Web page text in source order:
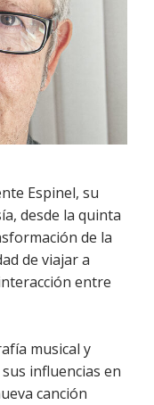
Espinel, su
desde la quinta
de la
de viajar a
entre
musical y
influencias en
canción